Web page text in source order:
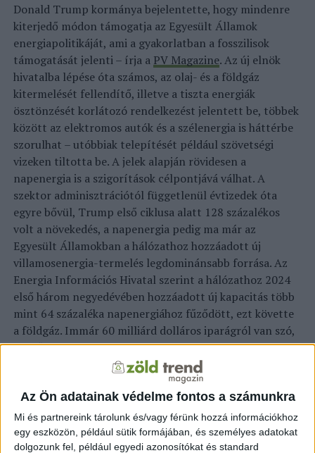
Az Ön adatainak védelme fontos a számunkra
Mi és partnereink tárolunk és/vagy férünk hozzá információkhoz
egy eszközön, például sütik formájában, és személyes adatokat
dolgozunk fel, például egyedi azonosítókat és standard
Donald Trump kormánya bejelentette, hogy mindenre
kiterjedő módon támogatja az Egyesült Államok
energiapolitikáját, ami a gyakorlatban a fosszilisok
támogatását jelenti – írja a PV Magazine. Az új elnök
hivatalba lépése óta számos, az olaj- és a földgáz
kitermelését fellendítő, illetve a tiszta energiák
ösztönzését korlátozó rendelkezést jelentett be, többek
között az elektromos autók és a szélenergia is háttérbe
szorulhat – utóbbiak telepítését például szövetségi
vizeken tiltotta be. A jelek alapján rövidesen a
napenergia is a szigorítások célpontjává válhat. A
szektor adminisztrációtól függetlenül évtizedek óta
egyre bővül, Trump első ciklusa alatt 128 százalékos
volt a növekedés, a napenergia pedig ma már az
Egyesült Államokban a hálózathoz hozzáadott új
villamosenergia-termelés legdominánsabb forrása. Az
Energia Információs Hivatal szerint a hálózathoz 2024
első három negyedévében hozzáadott új kapacitás több
mint 64 százaléka napenergiához fűződött, ezt követte
a földgáz. Immár 60 milliárd dolláros iparágról van szó,
az előrejelzések alapján pedig 2025-ben a tiszta
energiába történő befektetések először fogják
meghaladni a fosszilis tüzelőanyagokét. Edurne Zoco, az
S&P Global Commodity Insights munkatársa szerint a
teljes zöldenergiás beruházások felét a napenergia
teheti ki.